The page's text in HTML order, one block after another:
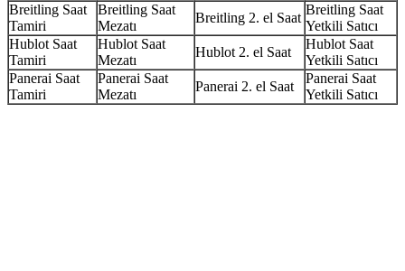
Breitling Saat
Tamiri
Breitling Saat
Mezatı
Breitling 2. el Saat
Breitling Saat
Yetkili Satıcı
Hublot Saat
Tamiri
Hublot Saat
Mezatı
Hublot 2. el Saat
Hublot Saat
Yetkili Satıcı
Panerai Saat
Tamiri
Panerai Saat
Mezatı
Panerai 2. el Saat
Panerai Saat
Yetkili Satıcı